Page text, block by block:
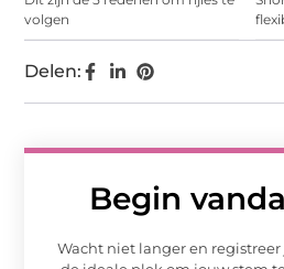
volgen
Begin
Wacht niet langer en
Delen: